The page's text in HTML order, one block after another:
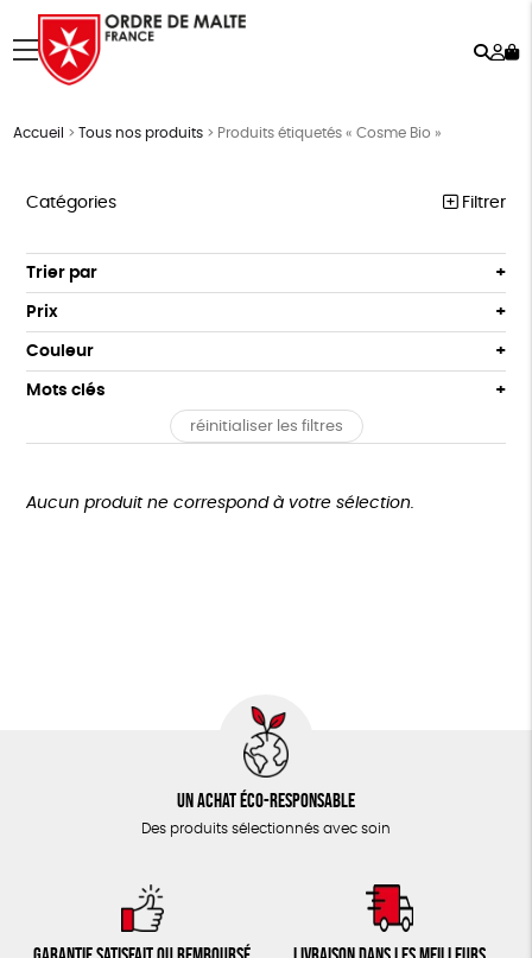
menu
Accueil >Tous nos produits > Produits étiquetés « Cosme Bio »
Catégories Filtrer
NOTRE COLLECTION
ACCESSOIRES
MAISON
BIEN-ÊTRE
ÉPICERIE
Trier par
Par défaut
Popularité
Prix : du - cher au + cher
Prix : du + cher au - cher
Prix
Tous
0 € - 50 €
Plus de 200€
Couleur
Blanc Pur
violet
Mots clés
Fabriqué en France Agriculture Biologique
réinitialiser les filtres
Aucun produit ne correspond à votre sélection.
Un achat éco-responsable
Des produits sélectionnés avec soin